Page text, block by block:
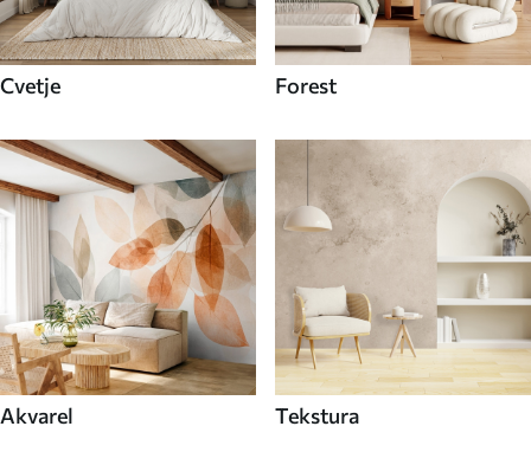
Cvetje Forest
Akvarel Tekstura